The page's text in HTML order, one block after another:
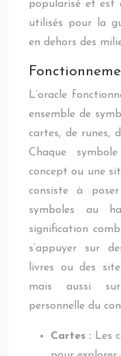
popularisé et est
utilisés pour la
en dehors des
L’oracle
ensemble de
cartes, de runes,
Chaque
concept ou une
consiste à
symboles au
signification
s’appuyer sur
livres ou des
mais aussi
personnelle du
Cartes : Les